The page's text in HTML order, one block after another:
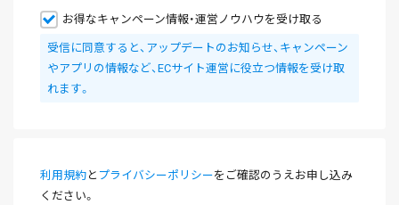
お得なキャンペーン情報・運営ノウハウを受け取る
受信に同意すると、アップデートのお知らせ、キャンペーン
やアプリの情報など、ECサイト運営に役立つ情報を受け取
れます。
利用規約 と プライバシーポリシーをご確認のうえお申し込み
ください。